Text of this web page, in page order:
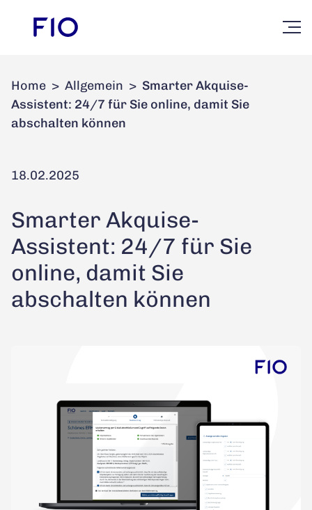
Home > Allgemein > Smarter Akquise-
Assistent: 24/7 für Sie online, damit Sie
abschalten können
18.02.2025
Smarter Akquise-
Assistent: 24/7 für Sie
online, damit Sie
abschalten können